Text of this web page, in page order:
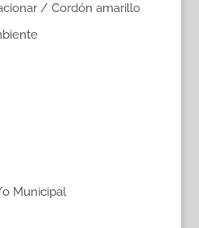
/ Cordón amarillo
Municipal